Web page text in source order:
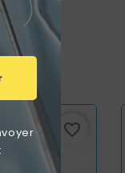
favorite_border